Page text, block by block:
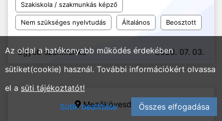
Szakiskola / szakmunkás képző
Nem szükséges nyelvtudás Általános Beosztott
Egyéb szakmunka 2020. 07. 03.
Mezőkövesd, Hotel Balneo Kft.
Az oldal a hatékonyabb működés érdekében
sütiket(cookie) használ. További információkért olvassa
el a süti tájékoztatót!
Sütik beállítása
Összes elfogadása